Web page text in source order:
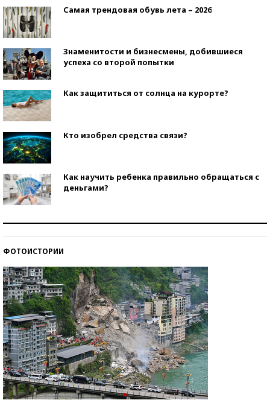
Самая трендовая обувь лета – 2026
Знаменитости и бизнесмены, добившиеся
успеха со второй попытки
Как защититься от солнца на курорте?
Кто изобрел средства связи?
Как научить ребенка правильно обращаться с
деньгами?
ФОТОИСТОРИИ